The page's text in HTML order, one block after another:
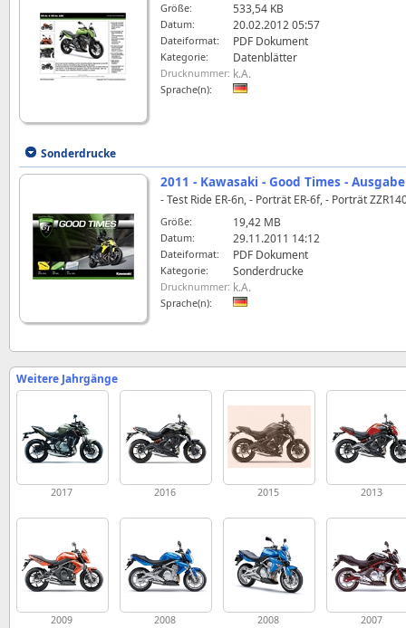
Größe: 533,54 KB
Datum: 20.02.2012 05:57
Dateiformat: PDF Dokument
Kategorie: Datenblätter
Drucknummer: k.A.
Sprache(n):
Sonderdrucke
2011 - Kawasaki - Good Times -
- Test Ride ER-6n, - Porträt ER-6f, - Porträt
Größe: 19,42 MB
Datum: 29.11.2011 14:12
Dateiformat: PDF Dokument
Kategorie: Sonderdrucke
Drucknummer: k.A.
Sprache(n):
Weitere Jahrgänge
2017 2016 2015 2013
2009 2008 2008 2007